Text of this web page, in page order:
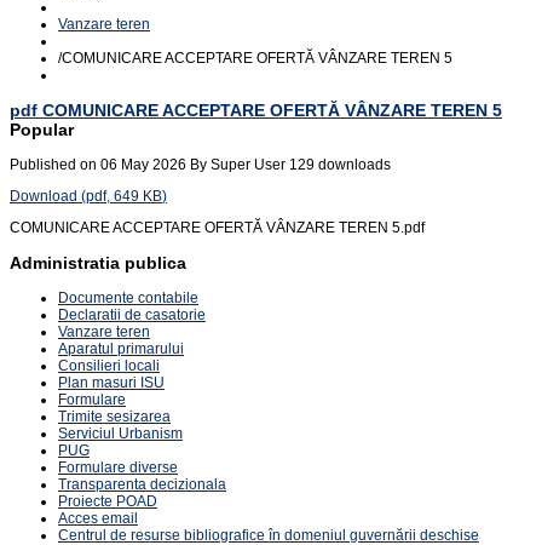
Vanzare teren
/COMUNICARE ACCEPTARE OFERTĂ VÂNZARE TEREN 5
pdf COMUNICARE ACCEPTARE OFERTĂ VÂNZARE TEREN 5
Popular
Published on 06 May 2026 By Super User 129 downloads
Download (pdf, 649 KB)
COMUNICARE ACCEPTARE OFERTĂ VÂNZARE TEREN 5.pdf
Administratia publica
Documente contabile
Declaratii de casatorie
Vanzare teren
Aparatul primarului
Consilieri locali
Plan masuri ISU
Formulare
Trimite sesizarea
Serviciul Urbanism
PUG
Formulare diverse
Transparenta decizionala
Proiecte POAD
Acces email
Centrul de resurse bibliografice în domeniul guvernării deschise